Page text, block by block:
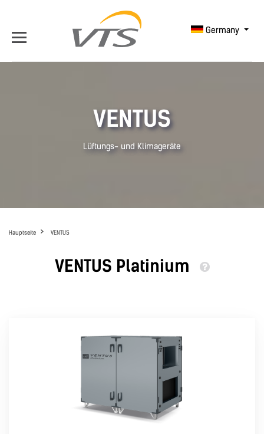
Germany
VENTUS
Lüftungs- und Klimageräte
Hauptseite VENTUS
VENTUS Platinium